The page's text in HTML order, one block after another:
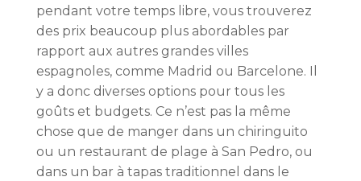
pendant votre temps libre, vous trouverez
des prix beaucoup plus abordables par
rapport aux autres grandes villes
espagnoles, comme Madrid ou Barcelone. Il
y a donc diverses options pour tous les
goûts et budgets. Ce n’est pas la même
chose que de manger dans un chiringuito
ou un restaurant de plage à San Pedro, ou
dans un bar à tapas traditionnel dans le